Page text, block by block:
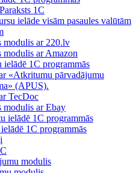
1C
ielāde visām pasaules valūtām
modulis ar 220.lv
modulis ar Amazon
ielādē 1C programmās
«Atkritumu pārvadājumu
(APUS).
TecDoc
modulis ar Ebay
ielādē 1C programmās
1C programmās
modulis